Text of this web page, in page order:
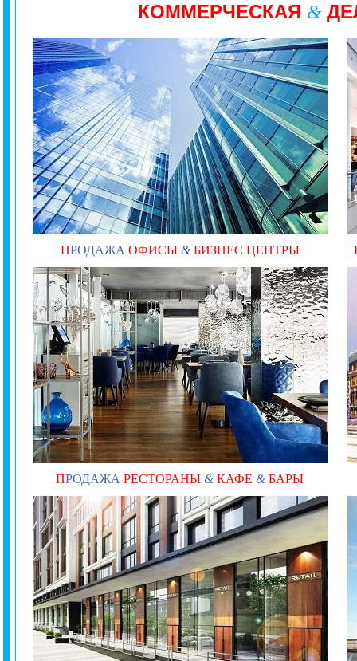
КОММЕРЧЕСКАЯ &
ПРОДАЖА ОФИСЫ & БИЗНЕС ЦЕНТРЫ
ПРОДАЖА РЕСТОРАНЫ &КАФЕ &БАРЫ